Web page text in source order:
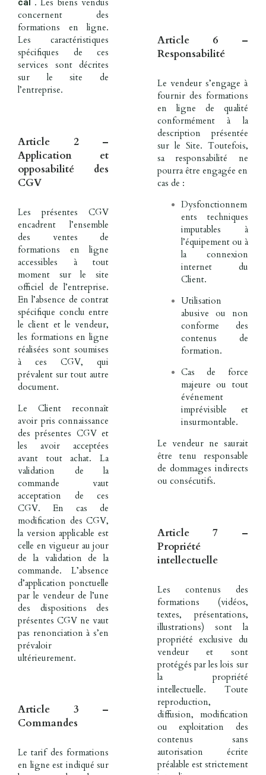
cal . Les biens vendus
concernent des
formations en ligne.
Les caractéristiques
spécifiques de ces
services sont décrites
sur le site de
l’entreprise.
Article 2 –
Application et
opposabilité des
CGV
Les présentes CGV
encadrent l’ensemble
des ventes de
formations en ligne
accessibles à tout
moment sur le site
officiel de l’entreprise.
En l’absence de contrat
spécifique conclu entre
le client et le vendeur,
les formations en ligne
réalisées sont soumises
à ces CGV, qui
prévalent sur tout autre
document.
Le Client reconnaît
avoir pris connaissance
des présentes CGV et
les avoir acceptées
avant tout achat. La
validation de la
commande vaut
acceptation de ces
CGV. En cas de
modification des CGV,
la version applicable est
celle en vigueur au jour
de la validation de la
commande. L’absence
d’application ponctuelle
par le vendeur de l’une
des dispositions des
présentes CGV ne vaut
pas renonciation à s’en
prévaloir
ultérieurement.
Article 3 –
Commandes
Le tarif des formations
en ligne est indiqué sur
Article 6 –
Responsabilité
Le vendeur s’engage à
fournir des formations
en ligne de qualité
conformément à la
description présentée
sur le Site. Toutefois,
sa responsabilité ne
pourra être engagée en
cas de :
Dysfonctionnem
ents techniques
imputables à
l’équipement ou à
la connexion
internet du
Client.
Utilisation
abusive ou non
conforme des
contenus de
formation.
Cas de force
majeure ou tout
événement
imprévisible et
insurmontable.
Le vendeur ne saurait
être tenu responsable
de dommages indirects
ou consécutifs.
Article 7 –
Propriété
intellectuelle
Les contenus des
formations (vidéos,
textes, présentations,
illustrations) sont la
propriété exclusive du
vendeur et sont
protégés par les lois sur
la propriété
intellectuelle. Toute
reproduction,
diffusion, modification
ou exploitation des
contenus sans
autorisation écrite
préalable est strictement